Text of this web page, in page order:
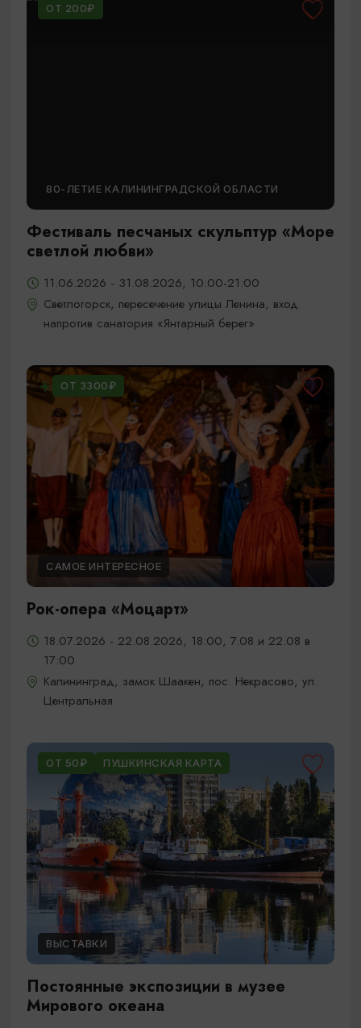
ОТ 200₽
80-ЛЕТИЕ КАЛИНИНГРАДСКОЙ ОБЛАСТИ
Фестиваль песчаных скульптур «Море
светлой любви»
11.06.2026 - 31.08.2026, 10:00-21:00
Светлогорск, пересечение улицы Ленина, вход
напротив санатория «Янтарный берег»
ОТ 3300₽
САМОЕ ИНТЕРЕСНОЕ
Рок-опера «Моцарт»
18.07.2026 - 22.08.2026, 18:00, 7.08 и 22.08 в
17:00
Калининград, замок Шаакен, пос. Некрасово, ул.
Центральная
ОТ 50₽ ПУШКИНСКАЯ КАРТА
ВЫСТАВКИ
Постоянные экспозиции в музее
Мирового океана